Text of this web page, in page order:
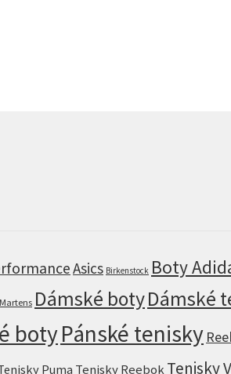
Asics Birkenstock Boty
Dámské botyDámské
botyPánské tenisky
Puma Tenisky ReebokTenisky